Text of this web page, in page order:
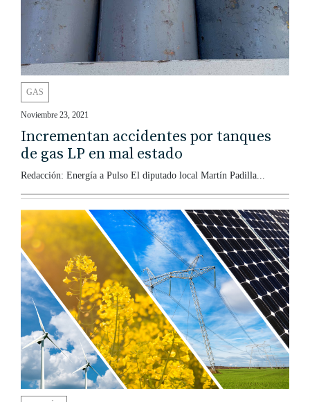
GAS
Noviembre 23, 2021
Incrementan accidentes por tanques
de gas LP en mal estado
Redacción: Energía a Pulso El diputado local Martín Padilla...